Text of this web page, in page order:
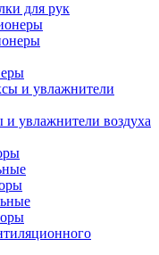
для рук
увлажнители воздуха